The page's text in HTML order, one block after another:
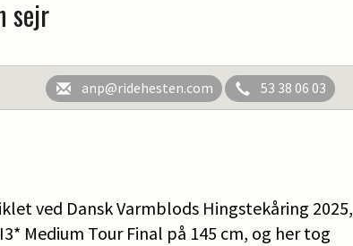
sejr
anp@ridehesten.com 53 38 06 03
ved Dansk Varmblods Hingstekåring 2025,
Medium Tour Final på 145 cm, og her tog